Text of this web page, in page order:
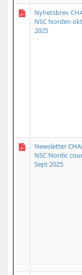
Nyhetsbrev
NSC Norden
2025
Newsletter
NSC Nordic
Sept 2025